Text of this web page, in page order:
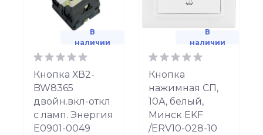
В
наличии
Кнопка ХВ2-
BW8365
двойн.вкл-откл
c ламп. Энергия
Е0901-0049
В
наличии
Кнопка
нажимная СП,
10А, белый,
Минск EKF
/ERV10-028-10